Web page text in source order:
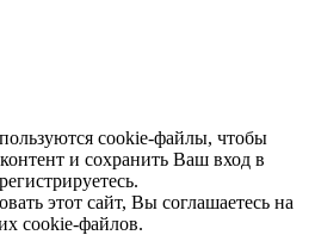
cookie-файлы, чтобы
и сохранить Ваш вход в
этот сайт, Вы соглашаетесь на
cookie-файлов.